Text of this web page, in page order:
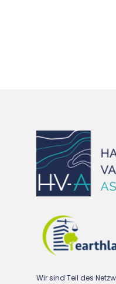
Wir sind Teil des